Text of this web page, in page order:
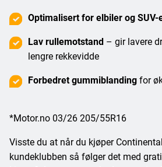
Optimalisert for elbiler og SUV-
Lav rullemotstand – gir lavere
lengre rekkevidde
Forbedret gummiblanding for
*Motor.no 03/26 205/55R16
Visste du at når du kjøper
kundeklubben så følger det med